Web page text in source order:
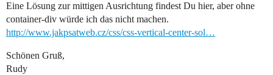
Eine Lösung zur mittigen Ausrichtung findest Du hier, aber ohne
container-div würde ich das nicht machen.
http://www.jakpsatweb.cz/css/css-vertical-center-sol…
Schönen Gruß,
Rudy